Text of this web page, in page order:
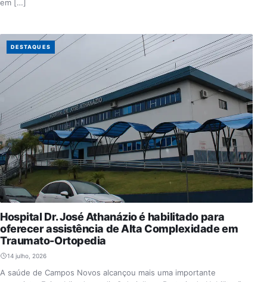
em […]
DESTAQUES
Hospital Dr. José Athanázio é habilitado para
oferecer assistência de Alta Complexidade em
Traumato-Ortopedia
14 julho, 2026
A saúde de Campos Novos alcançou mais uma importante